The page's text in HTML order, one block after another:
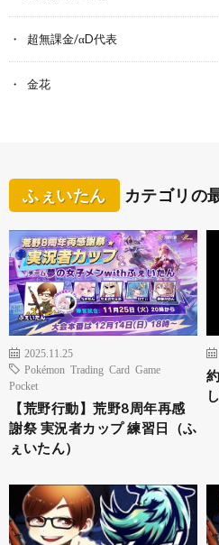
超無課金/αD代表
金花
ふぇいたん カテゴリの
2025.11.25
Pokémon Trading Card Game
Pocket
【荒野行動】荒野8周年再感
謝祭 実況者カップ 練習日（ふ
ぇいたん）